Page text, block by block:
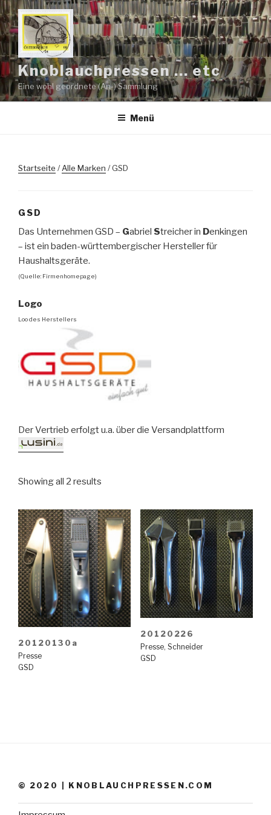
Zum
Inhalt
springen
Knoblauchpressen … etc
Eine wohl geordnete (An-) Sammlung
Menü
Startseite /Alle Marken / GSD
GSD
Das Unternehmen GSD – Gabriel Streicher in Denkingen
– ist ein baden-württembergischer Hersteller für
Haushaltsgeräte.
(Quelle: Firmenhomepage)
Logo
Loo des Herstellers
Der Vertrieb erfolgt u.a. über die Versandplattform
Showing all 2 results
20120130a
Presse
GSD
20120226
Presse, Schneider
GSD
© 2020 | KNOBLAUCHPRESSEN.COM